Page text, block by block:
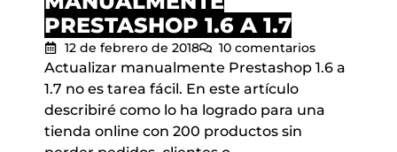
PRESTASHOP 1.6 A 1.7
12 de febrero de 2018 10 comentarios
Actualizar manualmente Prestashop 1.6 a
1.7 no es tarea fácil. En este artículo
describiré como lo ha logrado para una
tienda online con 200 productos sin